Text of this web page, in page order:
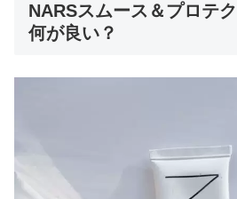
NARSスムース＆プロテ
何が良い？